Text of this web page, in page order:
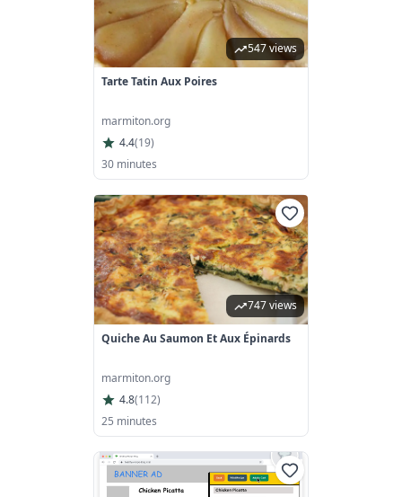
547 views
Tarte Tatin Aux Poires
marmiton.org
4.4(19)
30 minutes
747 views
Quiche Au Saumon Et Aux Épinards
marmiton.org
4.8(112)
25 minutes